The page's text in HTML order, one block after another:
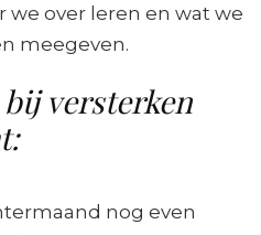
we over leren en wat we
meegeven.
versterken
nog even